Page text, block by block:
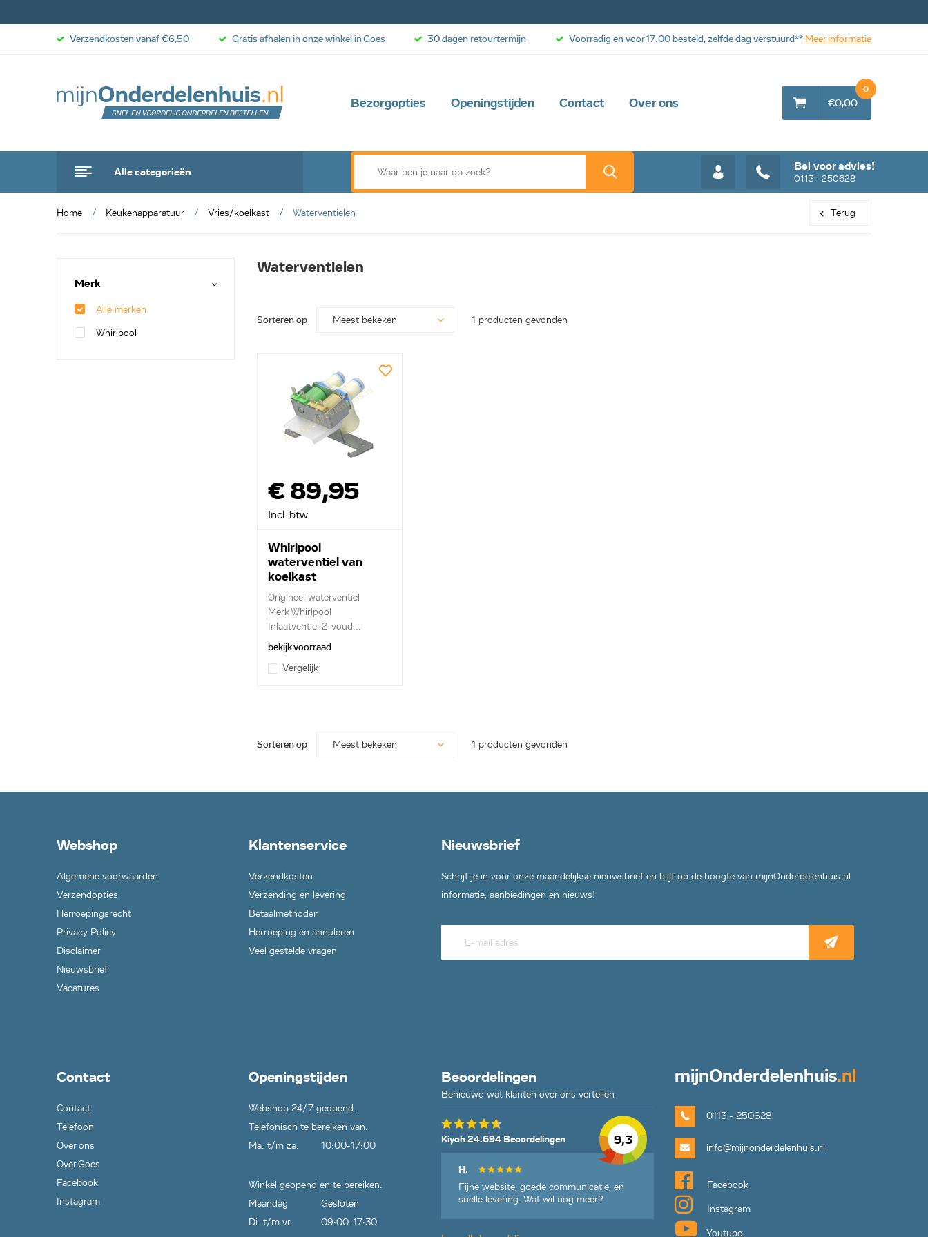
Bezorgopties Openingstijden Contact Over ons
Alle categorieën Bel voor advies!
0113 - 250628
€0,00
0
Verzendkosten vanaf €6,50 Gratis afhalen in onze winkel in Goes 30 dagen retourtermijn Voorradig en voor 17:00 besteld, zelfde dag verstuurd** Meer informatie
Home Keukenapparatuur Vries/koelkast Waterventielen Terug
Merk
Alle merken
Whirlpool
Waterventielen
Sorteren op 1 producten gevonden
€ 89,95
Incl. btw
Whirlpool
waterventiel van
koelkast
482000030052
Origineel waterventiel
Merk Whirlpool
Inlaatventiel 2-voud...
bekijk voorraad
Vergelijk
Sorteren op 1 producten gevonden
Webshop
Algemene voorwaarden
Verzendopties
Herroepingsrecht
Privacy Policy
Disclaimer
Nieuwsbrief
Vacatures
Klantenservice
Verzendkosten
Verzending en levering
Betaalmethoden
Herroeping en annuleren
Veel gestelde vragen
Nieuwsbrief
Schrijf je in voor onze maandelijkse nieuwsbrief en blijf op de hoogte van mijnOnderdelenhuis.nl
informatie, aanbiedingen en nieuws!
Contact
Contact
Telefoon
Over ons
Over Goes
Facebook
Instagram
Openingstijden
Webshop 24/7 geopend.
Telefonisch te bereiken van:
Ma. t/m za.
10:00-17:00
Winkel geopend en te bereiken:
Maandag
Gesloten
Di. t/m vr.
09:00-17:30
Beoordelingen
Benieuwd wat klanten over ons vertellen
9,3
Kiyoh 24.694 Beoordelingen
H.
Fijne website, goede communicatie, en
snelle levering. Wat wil nog meer?
mijnOnderdelenhuis.nl
0113 - 250628
info@mijnonderdelenhuis.nl
Facebook
Instagram
Youtube